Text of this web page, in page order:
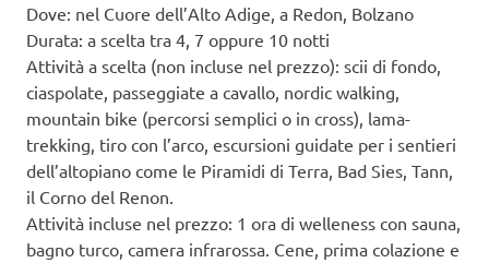
Dove: nel Cuore dell’Alto Adige, a Redon, Bolzano
Durata: a scelta tra 4, 7 oppure 10 notti
Attività a scelta (non incluse nel prezzo): scii di fondo,
ciaspolate, passeggiate a cavallo, nordic walking,
mountain bike (percorsi semplici o in cross), lama-
trekking, tiro con l’arco, escursioni guidate per i sentieri
dell’altopiano come le Piramidi di Terra, Bad Sies, Tann,
il Corno del Renon.
Attività incluse nel prezzo: 1 ora di welleness con sauna,
bagno turco, camera infrarossa. Cene, prima colazione e